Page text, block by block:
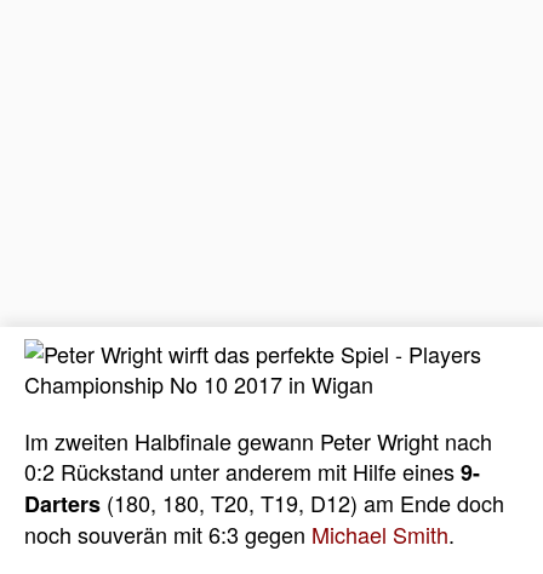
Im zweiten Halbfinale gewann Peter Wright nach
0:2 Rückstand unter anderem mit Hilfe eines9-
Darters (180, 180, T20, T19, D12) am Ende doch
noch souverän mit 6:3 gegen Michael Smith.